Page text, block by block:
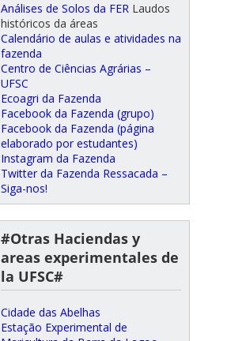
Análises de Solos da FER Laudos
históricos da áreas
Calendário de aulas e atividades na
fazenda
Centro de Ciências Agrárias –
UFSC
Ecoagri da Fazenda
Facebook da Fazenda (grupo)
Facebook da Fazenda (página
elaborado por estudantes)
Instagram da Fazenda
Twitter da Fazenda Ressacada –
Siga-nos!
#Otras Haciendas y
areas experimentales de
la UFSC#
Cidade das Abelhas
Estação Experimental de